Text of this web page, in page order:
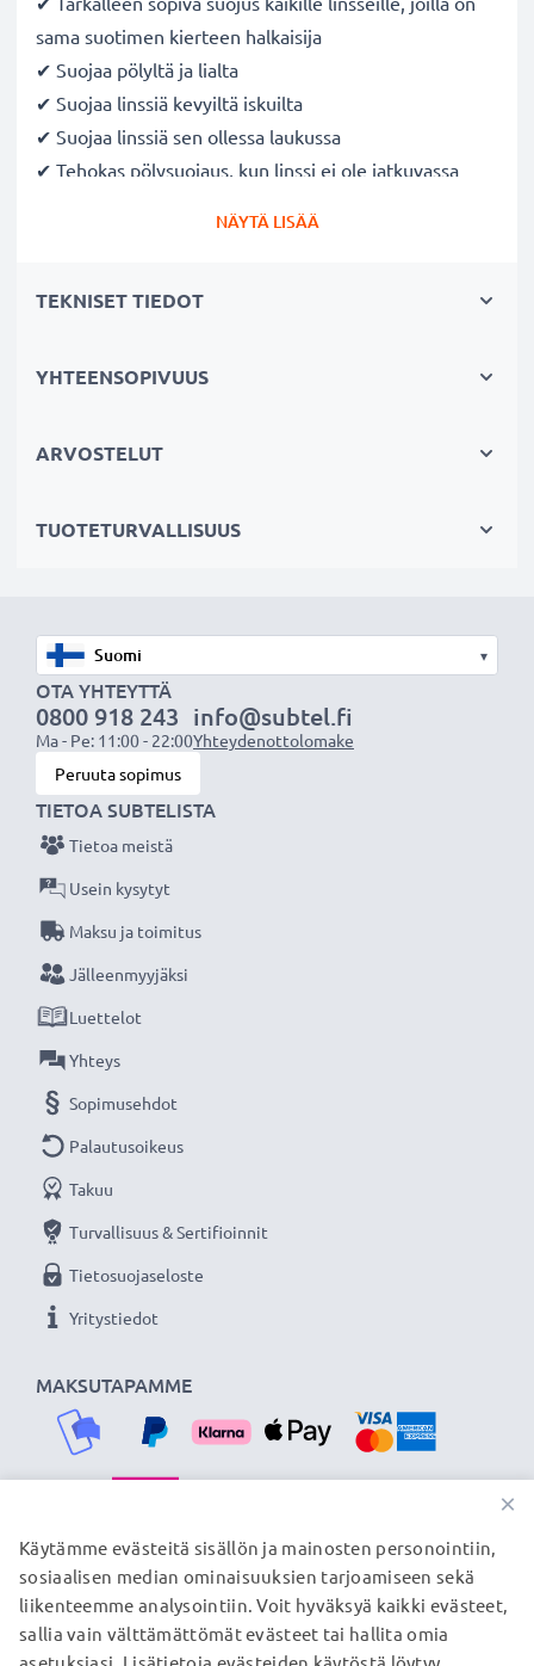
sama suotimen kierteen halkaisija
✔ Suojaa pölyltä ja lialta
✔ Suojaa linssiä kevyiltä iskuilta
✔ Suojaa linssiä sen ollessa laukussa
✔ Tehokas pölysuojaus, kun linssi ei ole jatkuvassa
Väri: Musta
verkkokauppa, joka tarjoaa laadukkaita tuotteita, ja
siksi tarjoamme 36 kuukauden takuun!
NÄYTÄ LISÄÄ
TEKNISET TIEDOT
YHTEENSOPIVUUS
ARVOSTELUT
TUOTETURVALLISUUS
▾
OTA YHTEYTTÄ
0800 918 243
Ma - Pe: 11:00 - 22:00
info@subtel.fi
Yhteydenottolomake
Peruuta sopimus
MAKSUTAPAMME
TIETOA SUBTELISTA
Tietoa meistä
Usein kysytyt
Maksu ja toimitus
Jälleenmyyjäksi
Luettelot
Yhteys
Sopimusehdot
Palautusoikeus
Takuu
Turvallisuus & Sertifioinnit
Tietosuojaseloste
Yritystiedot
TOIMITUSKUMPPANIMME
© subtel.fi 2026
×
Käytämme evästeitä sisällön ja mainosten personointiin,
sosiaalisen median ominaisuuksien tarjoamiseen sekä
liikenteemme analysointiin. Voit hyväksyä kaikki evästeet,
sallia vain välttämättömät evästeet tai hallita omia